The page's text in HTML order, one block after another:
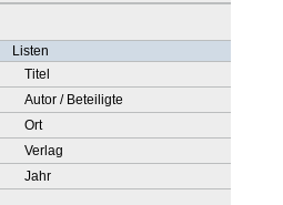
Listen
Titel
Autor / Beteiligte
Ort
Verlag
Jahr